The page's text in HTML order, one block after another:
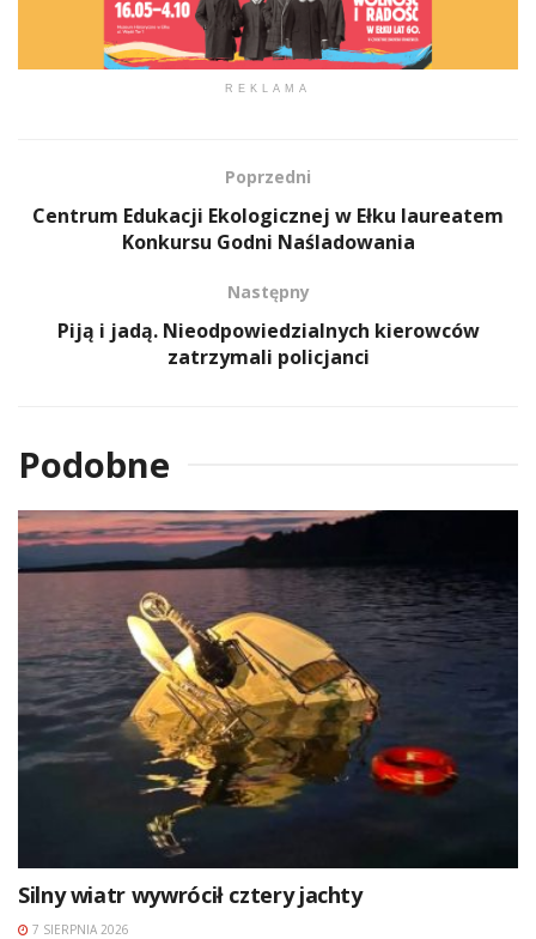
REKLAMA
Poprzedni
Centrum Edukacji Ekologicznej w Ełku laureatem
Konkursu Godni Naśladowania
Następny
Piją i jadą. Nieodpowiedzialnych kierowców
zatrzymali policjanci
Podobne
Silny wiatr wywrócił cztery jachty
7 SIERPNIA 2026